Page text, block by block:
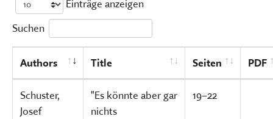
Einträge anzeigen
Suchen
Authors Title Seiten PDF
Schuster,
Josef
"Es könnte aber gar
nichts
19–22